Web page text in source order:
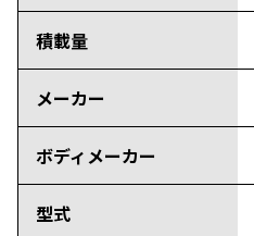
積載量
メーカー
ボディメーカー
型式